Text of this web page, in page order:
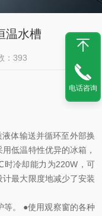
温水槽
：393
体输送并循环至外部换
低温特性优异的冰箱，
冷却能力为220W，可
最大限度地减少了安装
。 ●使用观察窗的各种
电话咨询